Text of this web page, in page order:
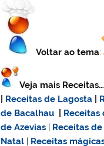
Voltar ao tema:
Veja mais Receitas…
Receitas de Lagosta
de Bacalhau
Receitas
de Azevias | Receitas
Natal | Receitas